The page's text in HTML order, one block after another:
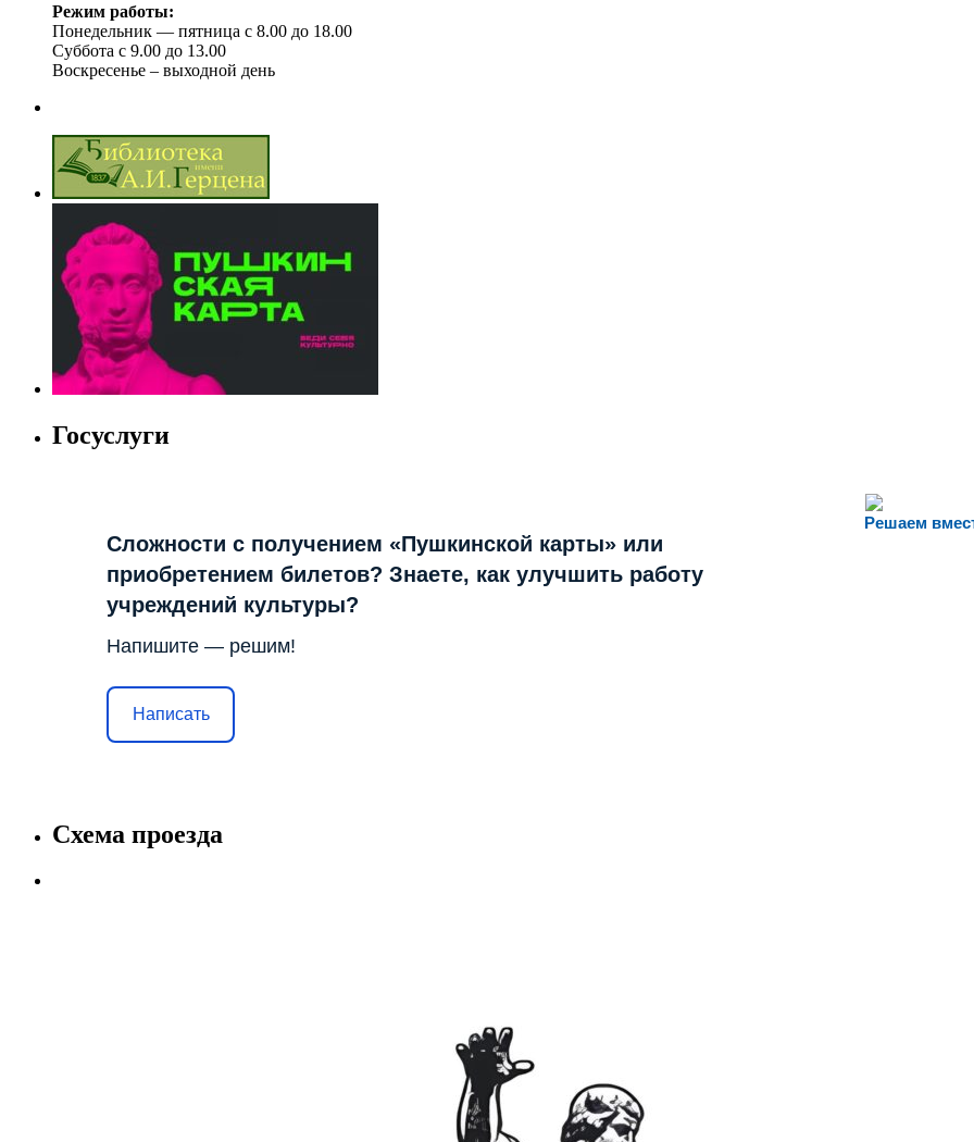
Режим работы:
Понедельник — пятница с 8.00 до 18.00
Суббота с 9.00 до 13.00
Воскресенье – выходной день
Госуслуги
Решаем
Сложности с получением «Пушкинской карты» или
приобретением билетов? Знаете, как улучшить работу
учреждений культуры?
Напишите — решим!
Написать
Схема проезда